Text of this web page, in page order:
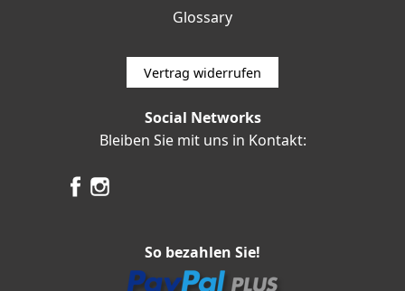
Glossary
Vertrag widerrufen
Social Networks
Bleiben Sie mit uns in Kontakt:
So bezahlen Sie!